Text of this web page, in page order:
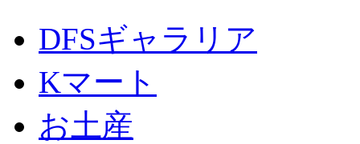
DFSギャラリア
Kマート
お土産